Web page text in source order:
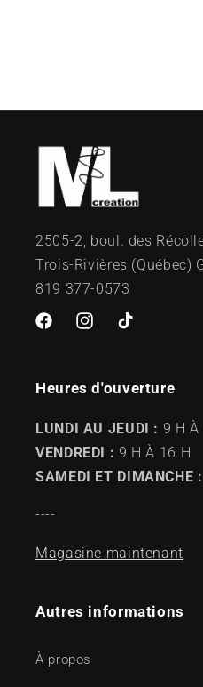
2505-2, boul. des
Trois-Rivières (Québec)
819 377-0573
FacebookInstagramTikTok
Heures d'ouverture
LUNDI AU JEUDI : 9 H À
VENDREDI : 9 H À 16 H
SAMEDI ET DIMANCHE :
----
Magasine maintenant
Autres informations
À propos